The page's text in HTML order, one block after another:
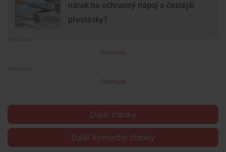
nárok na ochranný nápoj a častější
přestávky?
Premium
Premium
Další články
Další komerční články